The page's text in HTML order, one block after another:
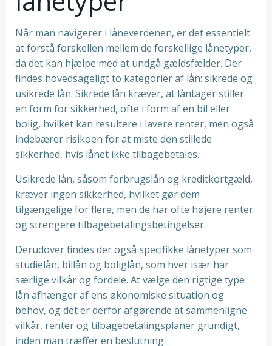
Når man navigerer i låneverdenen, er det essentielt
at forstå forskellen mellem de forskellige lånetyper,
da det kan hjælpe med at undgå gældsfælder. Der
findes hovedsageligt to kategorier af lån: sikrede og
usikrede lån. Sikrede lån kræver, at låntager stiller
en form for sikkerhed, ofte i form af en bil eller
bolig, hvilket kan resultere i lavere renter, men også
indebærer risikoen for at miste den stillede
sikkerhed, hvis lånet ikke tilbagebetales.
Usikrede lån, såsom forbrugslån og kreditkortgæld,
kræver ingen sikkerhed, hvilket gør dem
tilgængelige for flere, men de har ofte højere renter
og strengere tilbagebetalingsbetingelser.
Derudover findes der også specifikke lånetyper som
studielån, billån og boliglån, som hver især har
særlige vilkår og fordele. At vælge den rigtige type
lån afhænger af ens økonomiske situation og
behov, og det er derfor afgørende at sammenligne
vilkår, renter og tilbagebetalingsplaner grundigt,
inden man træffer en beslutning.